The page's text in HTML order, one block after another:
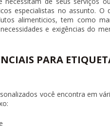
especialistas no assunto.
alimenticios, tem como
e exigências do
PARA
você encontra em